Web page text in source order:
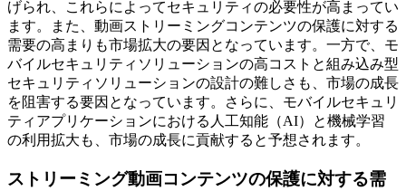
げられ、これらによってセキュリティの必要性が高まってい
ます。また、動画ストリーミングコンテンツの保護に対する
需要の高まりも市場拡大の要因となっています。一方で、モ
バイルセキュリティソリューションの高コストと組み込み型
セキュリティソリューションの設計の難しさも、市場の成長
を阻害する要因となっています。さらに、モバイルセキュリ
ティアプリケーションにおける人工知能（AI）と機械学習
の利用拡大も、市場の成長に貢献すると予想されます。
ストリーミング動画コンテンツの保護に対する需